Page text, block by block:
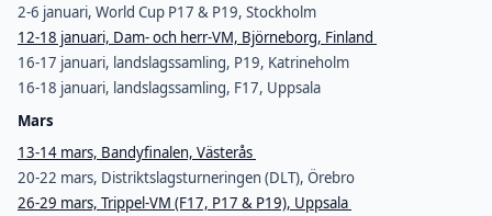
2-6 januari, World Cup P17 & P19, Stockholm
12-18 januari, Dam- och herr-VM, Björneborg, Finland
16-17 januari, landslagssamling, P19, Katrineholm
16-18 januari, landslagssamling, F17, Uppsala
Mars
13-14 mars, Bandyfinalen, Västerås
20-22 mars, Distriktslagsturneringen (DLT), Örebro
26-29 mars, Trippel-VM (F17, P17 & P19), Uppsala